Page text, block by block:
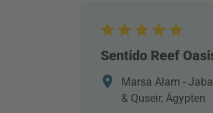
Sentido Reef
Marsa Alam -
& Quseir, Ägypten